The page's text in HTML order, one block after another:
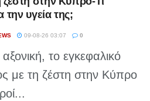
την υγεία της;
09-08-26 03:07 0
το εγκεφαλικό
με τη ζέστη στην Κύπρο